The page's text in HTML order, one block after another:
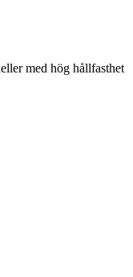
med hög hållfasthet